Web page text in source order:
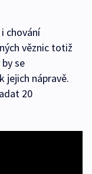
chování
věznic totiž
se
jejich nápravě.
20